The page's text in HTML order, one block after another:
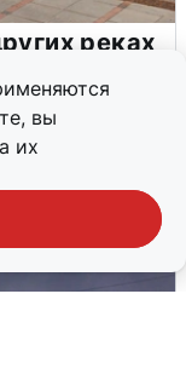
вы
их
реках